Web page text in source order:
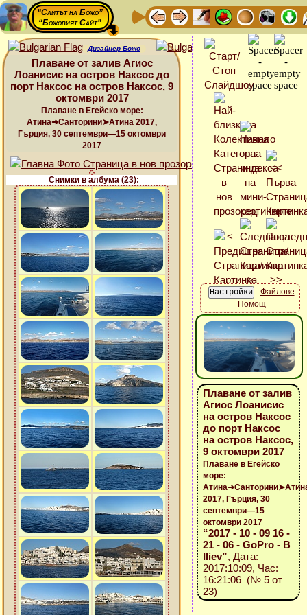
“Сайтът на Божо”
“Божовият Сайт”
Дизайнер Божо
Плаване от залив Агиос
Лоанисис на остров Наксос до
порт Наксос на остров Наксос, 9
октомври 2017
Плаване в Егейско море:
Атина➜Санторини➤Атина 2017,
Гърция, 30 септември—15 октомври
2017
Снимки в албума (23):
Файлове
Помощ
Плаване от залив
Агиос Лоанисис
на остров Наксос
до порт Наксос
на остров Наксос,
9 октомври 2017
Плаване в Егейско
море:
2017, Гърция, 30
септември—15
октомври 2017
“2017 - 10 - 09 16 -
21 - 06 - GoPro - B
Iliev”, Дата:
2017:10:09, Час:
16:21:06 (№ 5 от
23)